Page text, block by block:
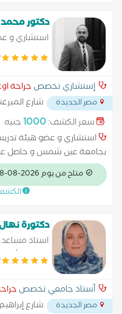
التداخلية -علاج حالات القدم
دكتور محمد
استشاري و
الدمويه
(5
إستشاري تخصص جراحة
مصر الجديدة شارع
سعر الكشف:1000جنيه
استشاري و عضو هيئة
بجامعة عين شمس و حاصل
جامعة كيل بألمانيا.
متاح من يوم 2026-08-08
دكتورة
استاذ
جامعه الأزهر (5
أستاذ جامعي تخصص
مصر الجديدة شارع